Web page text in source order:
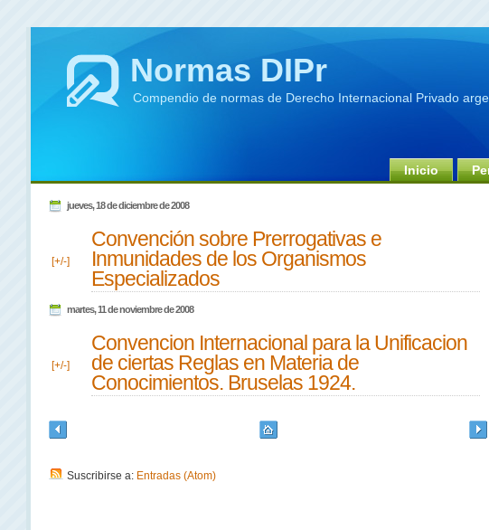
Normas DIPr
Compendio de normas de Derecho Internacional Privado
Inicio
jueves, 18 de diciembre de 2008
[+/-]
Convención sobre Prerrogativas e
Inmunidades de los Organismos
Especializados
martes, 11 de noviembre de 2008
[+/-]
Convencion Internacional para la Unificacion
de ciertas Reglas en Materia de
Conocimientos. Bruselas 1924.
Suscribirse a: Entradas (Atom)